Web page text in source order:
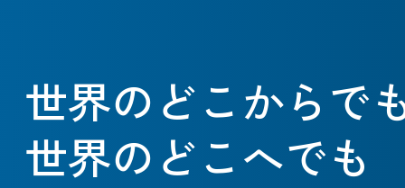
世界のどこからで
世界のどこへでも